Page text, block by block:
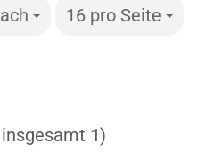
16 pro Seite
pro Seite
1)